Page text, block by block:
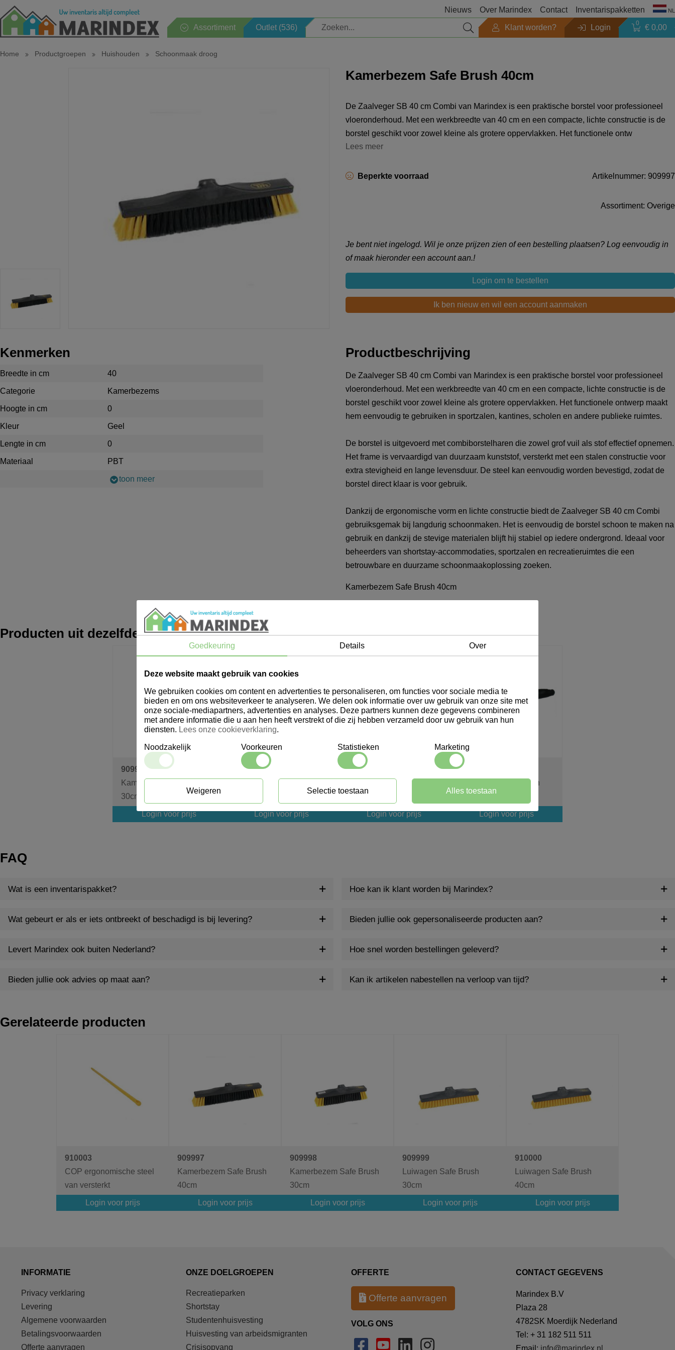
Nieuws Over Marindex Contact Inventarispakketten NL
Assortiment Outlet (536) Klant worden? Login 0 € 0,00
Home Productgroepen Huishouden Schoonmaak droog
Kamerbezem Safe Brush 40cm
De Zaalveger SB 40 cm Combi van Marindex is een praktische borstel voor professioneel
vloeronderhoud. Met een werkbreedte van 40 cm en een compacte, lichte constructie is de
borstel geschikt voor zowel kleine als grotere oppervlakken. Het functionele ontw
Lees meer
Beperkte voorraad Artikelnummer: 909997
Assortiment: Overige
Je bent niet ingelogd. Wil je onze prijzen zien of een bestelling plaatsen? Log eenvoudig in
of maak hieronder een account aan.!
Login om te bestellen
Ik ben nieuw en wil een account aanmaken
Kenmerken
Breedte in cm 40
Categorie Kamerbezems
Hoogte in cm 0
Kleur Geel
Lengte in cm 0
Materiaal PBT
toon meer
Productbeschrijving
De Zaalveger SB 40 cm Combi van Marindex is een praktische borstel voor professioneel
vloeronderhoud. Met een werkbreedte van 40 cm en een compacte, lichte constructie is de
borstel geschikt voor zowel kleine als grotere oppervlakken. Het functionele ontwerp maakt
hem eenvoudig te gebruiken in sportzalen, kantines, scholen en andere publieke ruimtes.
De borstel is uitgevoerd met combiborstelharen die zowel grof vuil als stof effectief opnemen.
Het frame is vervaardigd van duurzaam kunststof, versterkt met een stalen constructie voor
extra stevigheid en lange levensduur. De steel kan eenvoudig worden bevestigd, zodat de
borstel direct klaar is voor gebruik.
Dankzij de ergonomische vorm en lichte constructie biedt de Zaalveger SB 40 cm Combi
gebruiksgemak bij langdurig schoonmaken. Het is eenvoudig de borstel schoon te maken na
gebruik en dankzij de stevige materialen blijft hij stabiel op iedere ondergrond. Ideaal voor
beheerders van shortstay-accommodaties, sportzalen en recreatieruimtes die een
betrouwbare en duurzame schoonmaakoplossing zoeken.
Kamerbezem Safe Brush 40cm
Producten uit dezelfde lijn
909998
Kamerbezem Safe Brush
30cm
Login voor prijs
909999
Luiwagen Safe Brush
Login voor prijs
910000
Luiwagen Safe Brush
40cm
Login voor prijs
910001
Handveger Safe Brush
28cm
Login voor prijs
FAQ
Wat is een inventarispakket?
Wat gebeurt er als er iets ontbreekt of beschadigd is bij levering?
Levert Marindex ook buiten Nederland?
Bieden jullie ook advies op maat aan?
Hoe kan ik klant worden bij Marindex?
Bieden jullie ook gepersonaliseerde producten aan?
Hoe snel worden bestellingen geleverd?
Kan ik artikelen nabestellen na verloop van tijd?
Gerelateerde producten
910003
COP ergonomische steel
van versterkt
polypropyleen.
Login voor prijs
909997
Kamerbezem Safe Brush
40cm
Login voor prijs
909998
Kamerbezem Safe Brush
30cm
Login voor prijs
909999
Luiwagen Safe Brush
30cm
Login voor prijs
910000
Luiwagen Safe Brush
40cm
Login voor prijs
INFORMATIE
Privacy verklaring
Levering
Algemene voorwaarden
Betalingsvoorwaarden
Offerte aanvragen
ONZE DOELGROEPEN
Recreatieparken
Shortstay
Studentenhuisvesting
Huisvesting van arbeidsmigranten
Crisisopvang
OFFERTE
Offerte aanvragen
VOLG ONS
CONTACT GEGEVENS
Marindex B.V
Plaza 28
4782SK Moerdijk Nederland
Tel: + 31 182 511 511
Tuin en terras
Decoratie
Zoeken op merk
Professioneel Producten catalogi
Goedkeuring Details Over
Deze website maakt gebruik van cookies
We gebruiken cookies om content en advertenties te personaliseren, om functies voor sociale media te
bieden en om ons websiteverkeer te analyseren. We delen ook informatie over uw gebruik van onze site met
onze sociale-mediapartners, advertenties en analyses. Deze partners kunnen deze gegevens combineren
met andere informatie die u aan hen heeft verstrekt of die zij hebben verzameld door uw gebruik van hun
diensten. Lees onze cookieverklaring.
Noodzakelijk Voorkeuren Statistieken Marketing
Weigeren Selectie toestaan Alles toestaan